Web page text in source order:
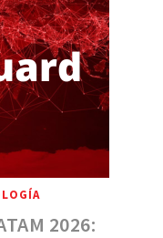
2026: